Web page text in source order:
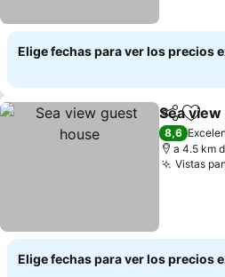
Elige fechas para ver los precios
Compartir
Sea
8,6
a 4.5 km
Vistas
Elige fechas para ver los precios